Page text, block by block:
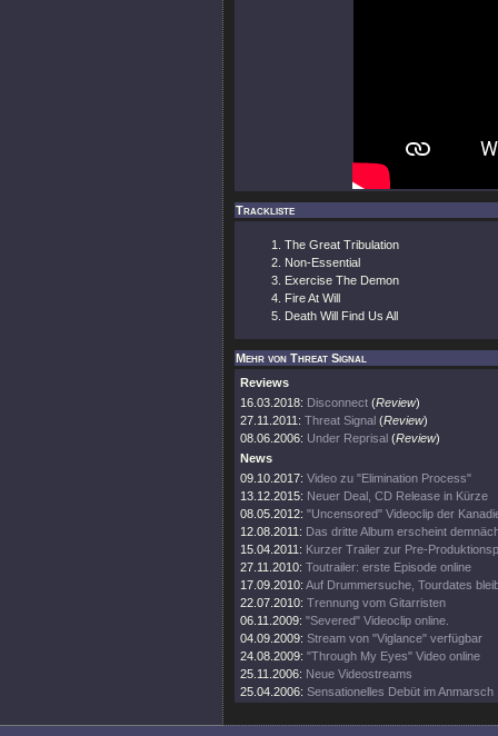
Trackliste
The Great Tribulation
Non-Essential
Exercise The Demon
Fire At Will
Death Will Find Us All
Mehr von Threat Signal
Reviews
16.03.2018: Disconnect (Review)
27.11.2011: Threat Signal (Review)
08.06.2006: Under Reprisal (Review)
News
09.10.2017: Video zu "Elimination Process"
13.12.2015: Neuer Deal, CD Release in Kürze
08.05.2012: "Uncensored" Videoclip der
12.08.2011: Das dritte Album erscheint
15.04.2011: Kurzer Trailer zur Pre-
27.11.2010: Toutrailer: erste Episode online
17.09.2010: Auf Drummersuche, Tourdates
22.07.2010: Trennung vom Gitarristen
06.11.2009: "Severed" Videoclip online.
04.09.2009: Stream von "Viglance" verfügbar
24.08.2009: "Through My Eyes" Video online
25.11.2006: Neue Videostreams
25.04.2006: Sensationelles Debüt im Anmarsch